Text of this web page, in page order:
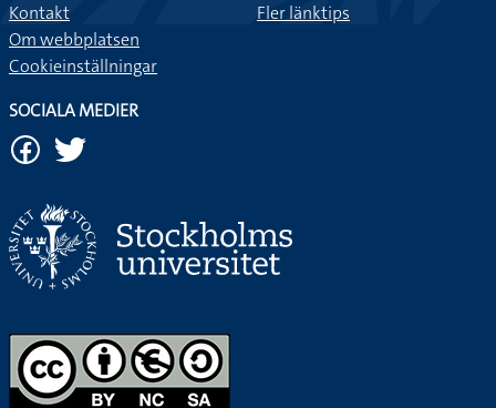
Kontakt
Om webbplatsen
Cookieinställningar
Fler länktips
SOCIALA MEDIER